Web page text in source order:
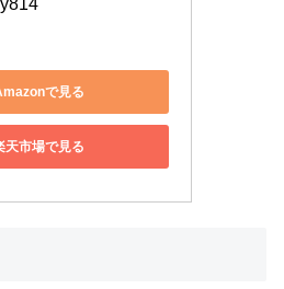
で見る
天市場で見る